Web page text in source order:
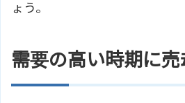
ょう。
需要の高い時期に売